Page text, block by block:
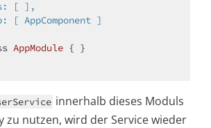
AppModule { }
innerhalb dieses Moduls
zu nutzen, wird der Service wieder